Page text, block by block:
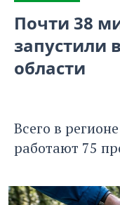
Почти 38
запустили
области
Всего в
работают 75